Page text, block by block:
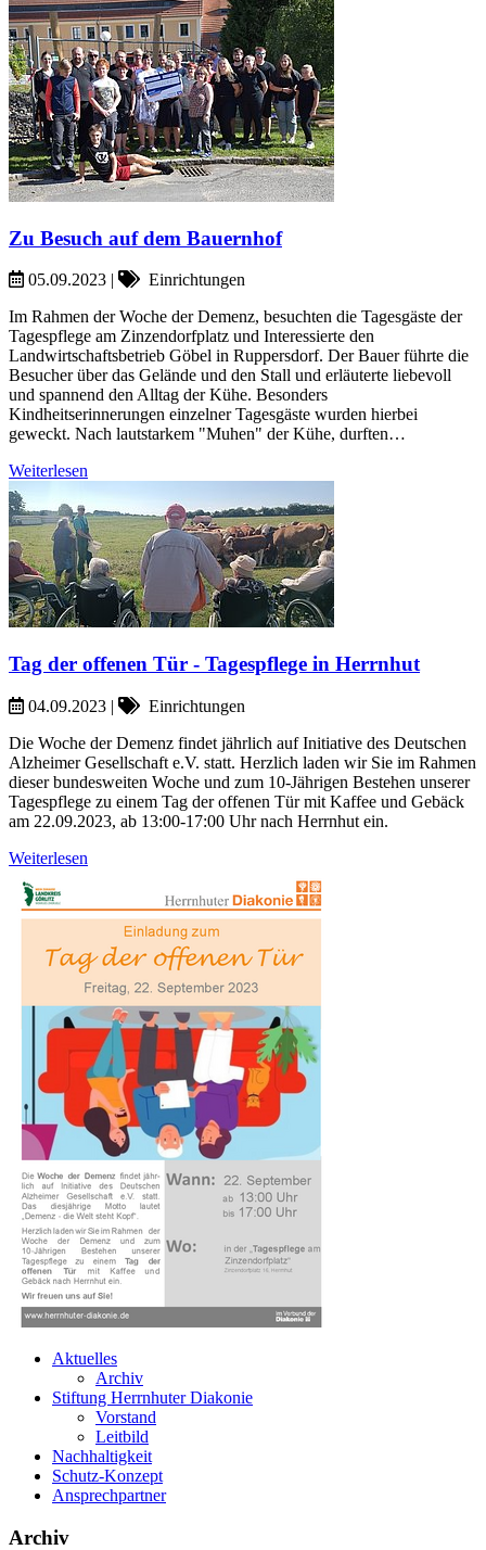
Zu Besuch auf dem Bauernhof
05.09.2023 |
Einrichtungen
Im Rahmen der Woche der Demenz, besuchten die Tagesgäste der
Tagespflege am Zinzendorfplatz und Interessierte den
Landwirtschaftsbetrieb Göbel in Ruppersdorf. Der Bauer führte die
Besucher über das Gelände und den Stall und erläuterte liebevoll
und spannend den Alltag der Kühe. Besonders
Kindheitserinnerungen einzelner Tagesgäste wurden hierbei
geweckt. Nach lautstarkem "Muhen" der Kühe, durften…
Weiterlesen
Tag der offenen Tür - Tagespflege in Herrnhut
04.09.2023 |
Einrichtungen
Die Woche der Demenz findet jährlich auf Initiative des Deutschen
Alzheimer Gesellschaft e.V. statt. Herzlich laden wir Sie im Rahmen
dieser bundesweiten Woche und zum 10-Jährigen Bestehen unserer
Tagespflege zu einem Tag der offenen Tür mit Kaffee und Gebäck
am 22.09.2023, ab 13:00-17:00 Uhr nach Herrnhut ein.
Weiterlesen
Aktuelles
Archiv
Stiftung Herrnhuter Diakonie
Vorstand
Leitbild
Nachhaltigkeit
Schutz-Konzept
Ansprechpartner
Archiv